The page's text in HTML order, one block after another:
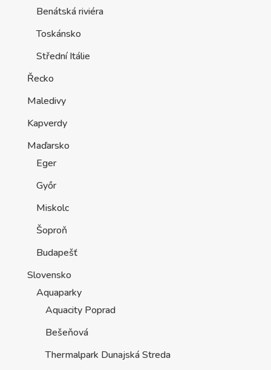
Benátská riviéra
Toskánsko
Střední Itálie
Řecko
Maledivy
Kapverdy
Maďarsko
Eger
Győr
Miskolc
Šoproň
Budapešť
Slovensko
Aquaparky
Aquacity Poprad
Bešeňová
Thermalpark Dunajská Streda